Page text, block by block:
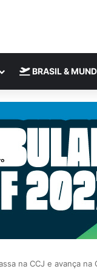
BRASIL &
na CCJ e avança